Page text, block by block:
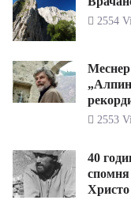
2554
Меснер
2553
40
спомня
Христо